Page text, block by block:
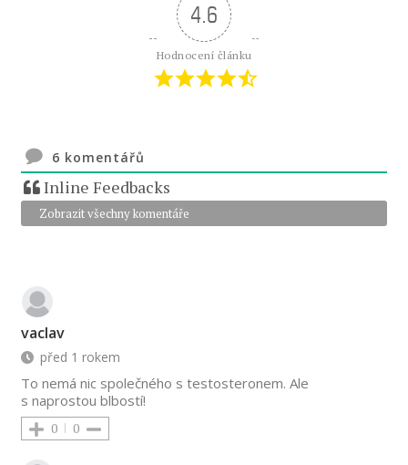
4.6
Hodnocení článku
6 komentářů
Inline Feedbacks
Zobrazit všechny komentáře
vaclav
před 1 rokem
To nemá nic společného s testosteronem. Ale
s naprostou blbostí!
0 0